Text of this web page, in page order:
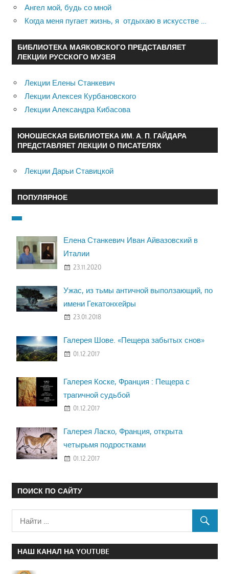
Ангел мой, будь со мной
Когда меня пугает жизнь, я отдыхаю в искусстве …
БИБЛИОТЕКА МАЯКОВСКОГО ПРЕДСТАВЛЯЕТ
ЛЕКЦИИ РУССКОГО МУЗЕЯ
Лекции Елены Станкевич
Лекции Алексея Курбановского
Лекции Александра Кибасова
ЮНОШЕСКАЯ БИБЛИОТЕКА ИМ. А. П. ГАЙДАРА
ПРЕДСТАВЛЯЕТ ЛЕКЦИИ О ПИСАТЕЛЯХ
Лекции Дарьи Ставицкой
ПОПУЛЯРНОЕ
Елена Станкевич Иван Айвазовский в
Италии
23.11.2020
Ужас, из тьмы античной выползающий, по
имени Гекатонхейры
23.01.2018
Галерея Шове. «Пещера забытых снов»
01.12.2017
Галерея Коске, Франция : Пещера с
трагичной судьбой
01.12.2017
Галерея Ласко, Франция, открыта
четырьмя подростками
01.12.2017
ПОИСК ПО САЙТУ
НАШ КАНАЛ НА YOUTUBE